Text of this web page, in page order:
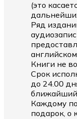
(это
Ряд
Книги не
Срок
до 24.00
ближайший
Каждому
подарок, о